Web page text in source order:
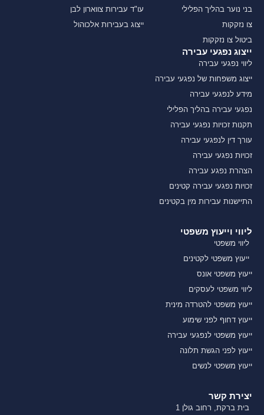
בני נוער בהליך הפלילי
צו נזקקות
ביטול צו נזקקות
עו"ד עבירות צווארון לבן
ייצוג בעבירות אלכוהול
ייצוג נפגעי עבירה
ליווי נפגעי עבירה
ייצוג משפחות של נפגעי עבירה
מידע לנפגעי עבירה
נפגעי עבירה בהליך הפלילי
תקנות זכויות נפגעי עבירה
עורך דין לנפגעי עבירה
זכויות נפגעי עבירה
הצהרת נפגע עבירה
זכויות נפגעי עבירה קטינים
התיישנות עבירות מין בקטינים
ליווי וייעוץ משפטי
ליווי משפטי
ייעוץ משפטי לקטינים
ייעוץ משפטי אונס
ליווי משפטי לעסקים
ייעוץ משפטי להטרדה מינית
ייעוץ דחוף לפני שימוע
ייעוץ משפטי לנפגעי עבירה
ייעוץ לפני הגשת תלונה
ייעוץ משפטי לנשים
יצירת קשר
בית ברקת, רחוב גולן 1